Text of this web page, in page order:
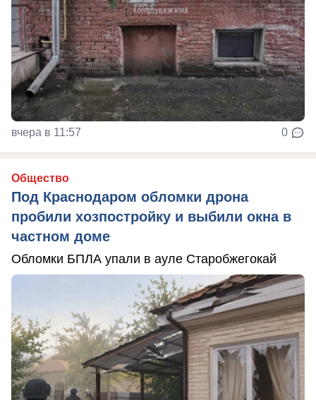
вчера в 11:57 0
Общество
Под Краснодаром обломки дрона
пробили хозпостройку и выбили окна в
частном доме
Обломки БПЛА упали в ауле Старобжегокай